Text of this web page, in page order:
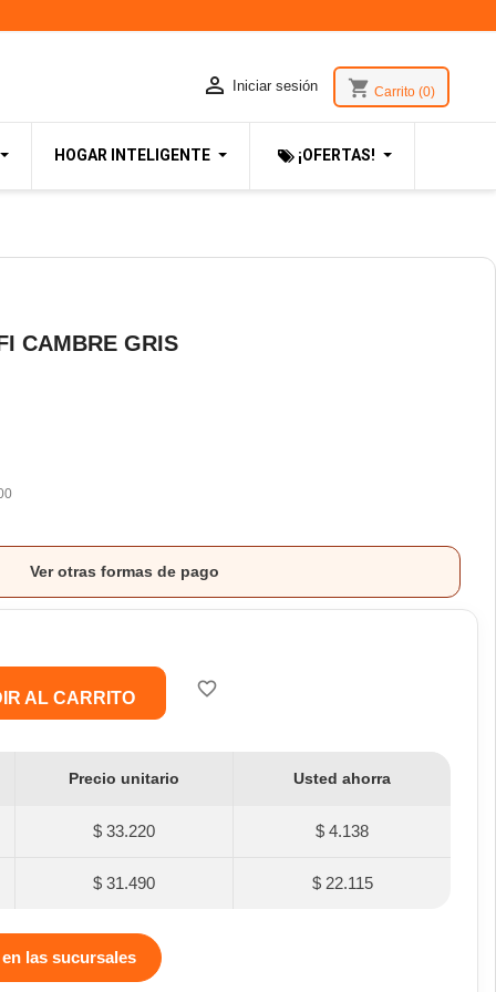
 Iniciar sesión shopping_cart Carrito (0)
HOGAR INTELIGENTE ¡OFERTAS!
CAMBRE GRIS
Ver otras formas de pago
AL CARRITO favorite_border
Precio unitario Usted ahorra
$ 33.220 $ 4.138
$ 31.490 $ 22.115
las sucursales